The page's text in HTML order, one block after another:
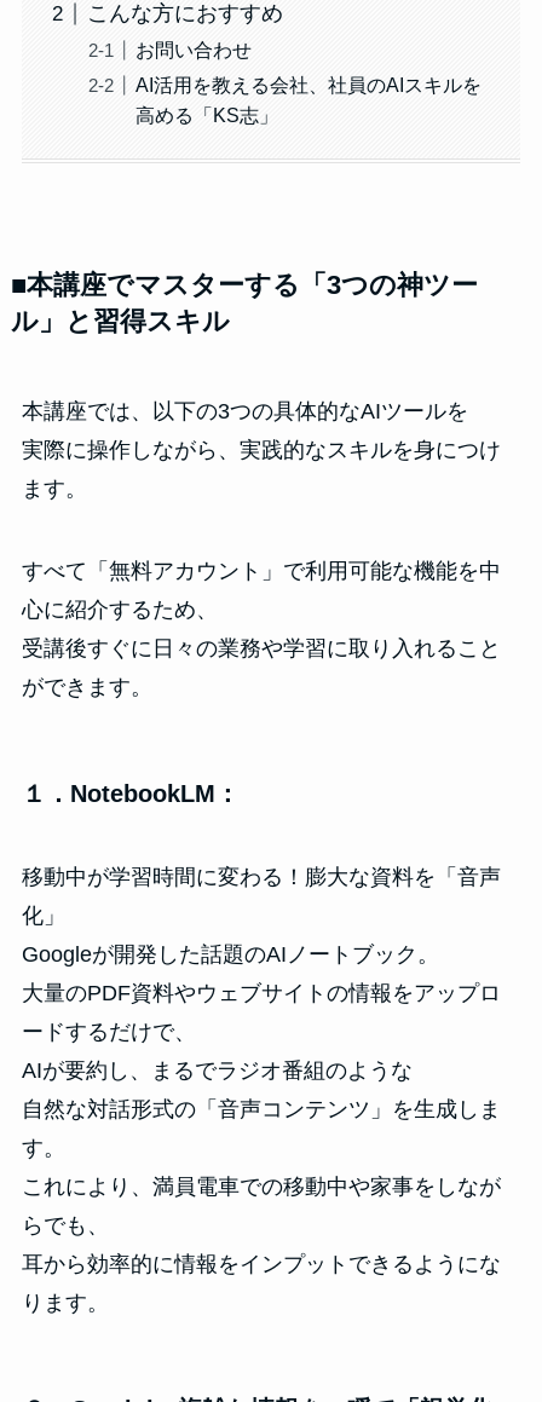
こんな方におすすめ
お問い合わせ
AI活用を教える会社、社員のAIスキルを
高める「KS志」
■本講座でマスターする「3つの神ツー
ル」と習得スキル
本講座では、以下の3つの具体的なAIツールを
実際に操作しながら、実践的なスキルを身につけ
ます。
すべて「無料アカウント」で利用可能な機能を中
心に紹介するため、
受講後すぐに日々の業務や学習に取り入れること
ができます。
１．NotebookLM：
移動中が学習時間に変わる！膨大な資料を「音声
化」
Googleが開発した話題のAIノートブック。
大量のPDF資料やウェブサイトの情報をアップロ
ードするだけで、
AIが要約し、まるでラジオ番組のような
自然な対話形式の「音声コンテンツ」を生成しま
す。
これにより、満員電車での移動中や家事をしなが
らでも、
耳から効率的に情報をインプットできるようにな
ります。